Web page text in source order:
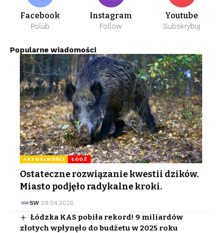
Facebook
Polub
Instagram
Follow
Youtube
Subskrybuj
Popularne wiadomości
AKTUALNOŚCI ŁÓDŹ
Ostateczne rozwiązanie kwestii dzików.
Miasto podjęło radykalne kroki.
SW 28.04.2026
Łódzka KAS pobiła rekord! 9 miliardów
złotych wpłynęło do budżetu w 2025 roku